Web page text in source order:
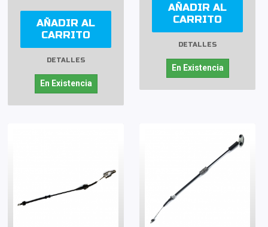
AÑADIR AL
CARRITO
DETALLES
En Existencia
AÑADIR AL
CARRITO
DETALLES
En Existencia